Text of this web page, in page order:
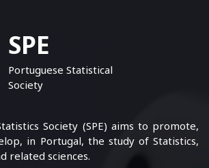
SPE
Portuguese Statistical
Society
Society (SPE) aims to promote,
in Portugal, the study of Statistics,
related sciences.